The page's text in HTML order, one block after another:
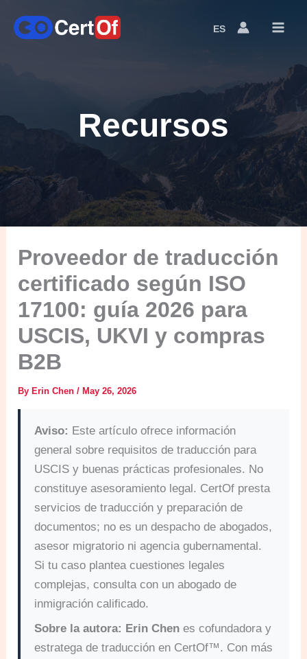
ESLanguage
Recursos
Proveedor de traducción
certificado según ISO
17100: guía 2026 para
USCIS, UKVI y compras
B2B
ByErin Chen/May 26, 2026
Aviso: Este artículo ofrece información
general sobre requisitos de traducción para
USCIS y buenas prácticas profesionales. No
constituye asesoramiento legal. CertOf presta
servicios de traducción y preparación de
documentos; no es un despacho de abogados,
asesor migratorio ni agencia gubernamental.
Si tu caso plantea cuestiones legales
complejas, consulta con un abogado de
inmigración calificado.
Sobre la autora: Erin Chen es cofundadora y
estratega de traducción en CertOf™. Con más